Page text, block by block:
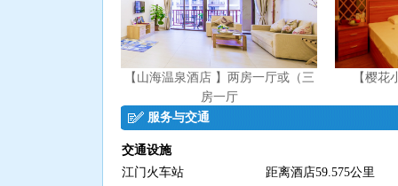
【山海温泉酒店 】两房一厅或（三
房一厅
【樱花
服务与交通
交通设施
江门火车站
距离酒店59.575公里